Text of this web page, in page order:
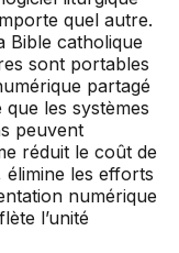
quel autre.
Bible catholique
sont portables
partagé
que les systèmes
peuvent
réduit le coût de
les efforts
numérique
l’unité